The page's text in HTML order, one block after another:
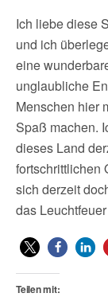
Ich liebe diese
und ich
eine
unglaubliche
Menschen hier
Spaß machen.
dieses Land
fortschrittlichen
sich derzeit
das
Teilen mit: